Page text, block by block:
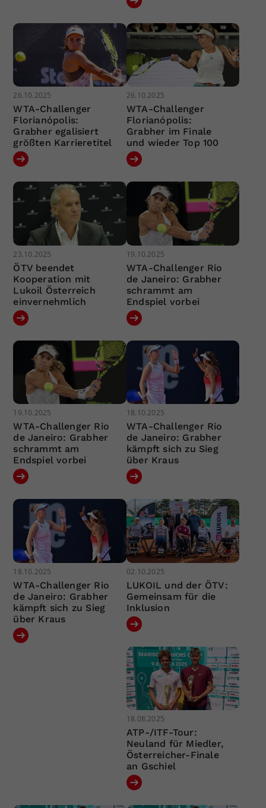
26.10.2025
WTA-Challenger
Florianópolis:
Grabher egalisiert
größten Karrieretitel
26.10.2025
WTA-Challenger
Florianópolis:
Grabher im Finale
und wieder Top 100
23.10.2025
ÖTV beendet
Kooperation mit
Lukoil Österreich
einvernehmlich
19.10.2025
WTA-Challenger Rio
de Janeiro: Grabher
schrammt am
Endspiel vorbei
19.10.2025
WTA-Challenger Rio
de Janeiro: Grabher
schrammt am
Endspiel vorbei
18.10.2025
WTA-Challenger Rio
de Janeiro: Grabher
kämpft sich zu Sieg
über Kraus
18.10.2025
WTA-Challenger Rio
de Janeiro: Grabher
kämpft sich zu Sieg
über Kraus
02.10.2025
LUKOIL und der ÖTV:
Gemeinsam für die
Inklusion
18.08.2025
ATP-/ITF-Tour:
Neuland für Miedler,
Österreicher-Finale
an Gschiel